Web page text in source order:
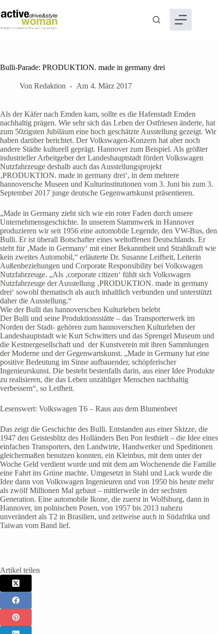
Inhalt
springen
Bulli-Parade: PRODUKTION. made in germany drei
Von Redaktion Am 4. März 2017
Als der Käfer nach Emden kam, sollte es die Hafenstadt Emden
nachhaltig prägen. Wie sehr sich das Leben der Ostfriesen änderte, hat
zum 50zigsten Jubiläum eine hoch geschätzte Ausstellung gezeigt. Wir
haben darüber berichtet. Der Volkswagen-Konzern hat aber noch
andere Städte kulturell geprägt. Hannover zum Beispiel. Als größter
industrieller Arbeitgeber der Landeshauptstadt fördert Volkswagen
Nutzfahrzeuge deshalb auch das Ausstellungsprojekt
‚PRODUKTION. made in germany drei‘, in dem mehrere
hannoversche Museen und Kulturinstitutionen vom 3. Juni bis zum 3.
September 2017 junge deutsche Gegenwartskunst präsentieren.
„Made in Germany zieht sich wie ein roter Faden durch unsere
Unternehmensgeschichte. In unserem Stammwerk in Hannover
produzieren wir seit 1956 eine automobile Legende, den VW-Bus, den
Bulli. Er ist überall Botschafter eines weltoffenen Deutschlands. Er
steht für ‚Made in Germany‘ mit einer Bekanntheit und Strahlkraft wie
kein zweites Automobil,“ erläuterte Dr. Susanne Leifheit, Leiterin
Außenbeziehungen und Corporate Responsibility bei Volkswagen
Nutzfahrzeuge. „Als ‚corporate citizen‘ fühlt sich Volkswagen
Nutzfahrzeuge der Ausstellung ‚PRODUKTION. made in germany
drei‘ sowohl thematisch als auch inhaltlich verbunden und unterstützt
daher die Ausstellung.“
Wie der Bulli das hannoverschen Kulturleben belebt
Der Bulli und seine Produktionsstätte – das Transporterwerk im
Norden der Stadt- gehören zum hannoverschen Kulturleben der
Landeshauptstadt wie Kurt Schwitters und das Sprengel Museum und
die Kestnergesellschaft und der Kunstverein mit ihren Sammlungen
der Moderne und der Gegenwartskunst. „Made in Germany hat eine
positive Bedeutung im Sinne aufbauender, schöpferischer
Ingenieurskunst. Die besteht bestenfalls darin, aus einer Idee Produkte
zu realisieren, die das Leben unzähliger Menschen nachhaltig
verbessern“, so Leifheit.
Lesenswert: Volkswagen T6 – Raus aus dem Blumenbeet
Das zeigt die Geschichte des Bulli. Entstanden aus einer Skizze, die
1947 den Geistesblitz des Holländers Ben Pon festhielt – die Idee eines
einfachen Transporters, den Landwirte, Handwerker und Speditionen
gleichermaßen benutzen konnten, ein Kleinbus, mit dem unter der
Woche Geld verdient wurde und mit dem am Wochenende die Familie
eine Fahrt ins Grüne machte. Umgesetzt in Stahl und Lack wurde die
Idee dann von Volkswagen Ingenieuren und von 1950 bis heute mehr
als zwölf Millionen Mal gebaut – mittlerweile in der sechsten
Generation. Eine automobile Ikone, die zuerst in Wolfsburg, dann in
Hannover, im polnischen Posen, von 1957 bis 2013 nahezu
unverändert als T2 in Brasilien, und zeitweise auch in Südafrika und
Taiwan vom Band lief.
Artikel teilen